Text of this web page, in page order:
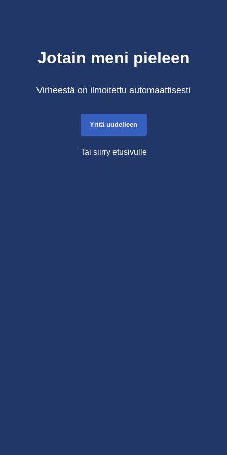
Jotain meni pieleen
Virheestä on ilmoitettu automaattisesti
Yritä uudelleen
Tai siirry etusivulle